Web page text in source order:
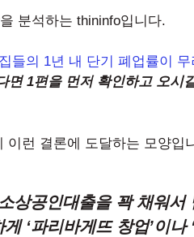
분석하는 thininfo입니다.
들의 1년 내 단기 폐업률이 무
면 1편을 먼저 확인하고 오시
이런 결론에 도달하는 모양입
상공인대출을 꽉 채워서
‘파리바게뜨 창업’이나